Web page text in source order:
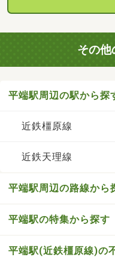
その他
平端駅周辺の駅から探
近鉄橿原線
近鉄天理線
平端駅周辺の路線から
平端駅の特集から探す
平端駅(近鉄橿原線)の